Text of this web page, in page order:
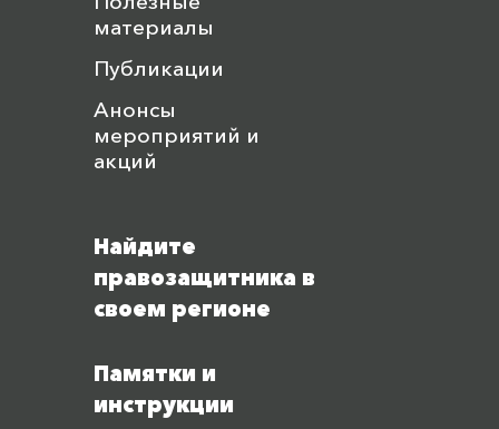
материалы
Публикации
Анонсы
мероприятий и
акций
Найдите
правозащитника в
своем регионе
Памятки и
инструкции